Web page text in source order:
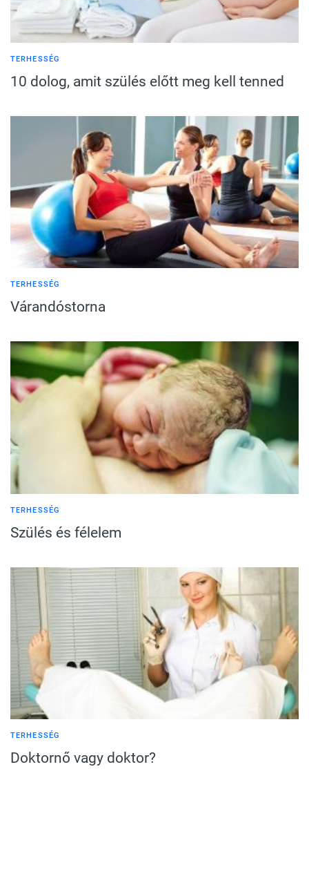
TERHESSÉG
10 dolog, amit szülés előtt meg kell tenned
TERHESSÉG
Várandóstorna
TERHESSÉG
Szülés és félelem
TERHESSÉG
Doktornő vagy doktor?